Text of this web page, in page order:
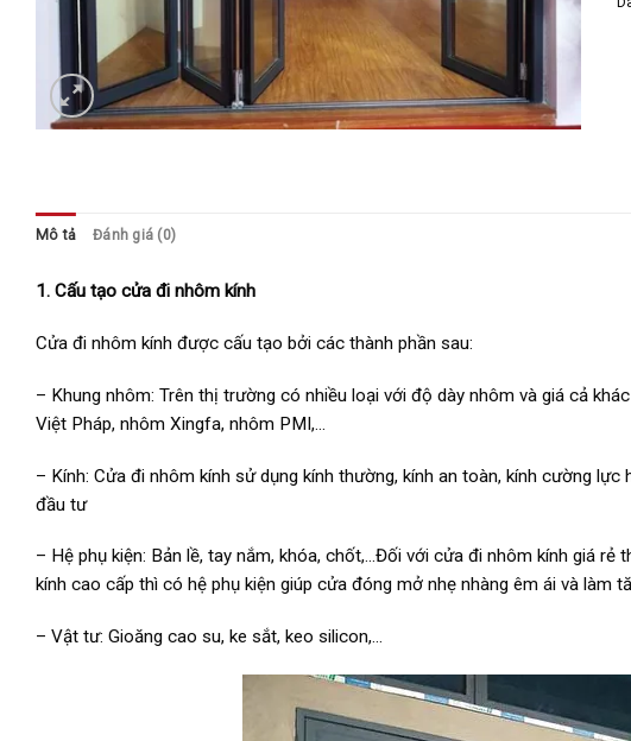
Mô tả Đánh giá (0)
1. Cấu tạo cửa đi nhôm kính
Cửa đi nhôm kính được cấu tạo bởi các thành phần sau:
– Khung nhôm: Trên thị trường có nhiều loại với độ dày nhôm và giá cả
Việt Pháp, nhôm Xingfa, nhôm PMI,…
– Kính: Cửa đi nhôm kính sử dụng kính thường, kính an toàn, kính cường
đầu tư
– Hệ phụ kiện: Bản lề, tay nắm, khóa, chốt,…Đối với cửa đi nhôm kính giá
kính cao cấp thì có hệ phụ kiện giúp cửa đóng mở nhẹ nhàng êm ái và làm
– Vật tư: Gioăng cao su, ke sắt, keo silicon,…